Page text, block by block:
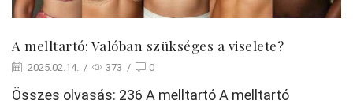
A melltartó: Valóban szükséges a viselete?
2025.02.14. / 373 / 0
Összes olvasás: 236 A melltartó A melltartó